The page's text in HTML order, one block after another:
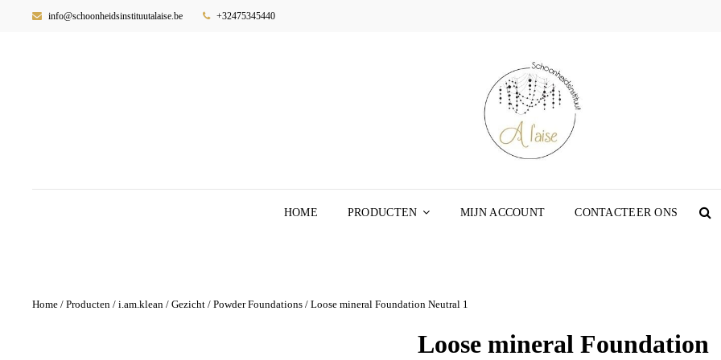
info@schoonheidsinstituutalaise.be +32475345440
HOME PRODUCTEN MIJN ACCOUNT CONTACTEER ONS
Home / Producten / i.am.klean / Gezicht / Powder Foundations / Loose mineral Foundation Neutral 1
Loose mineral Foundation